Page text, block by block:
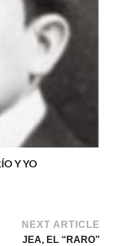
Y YO
NEXT ARTICLE
JEA, EL “RARO”